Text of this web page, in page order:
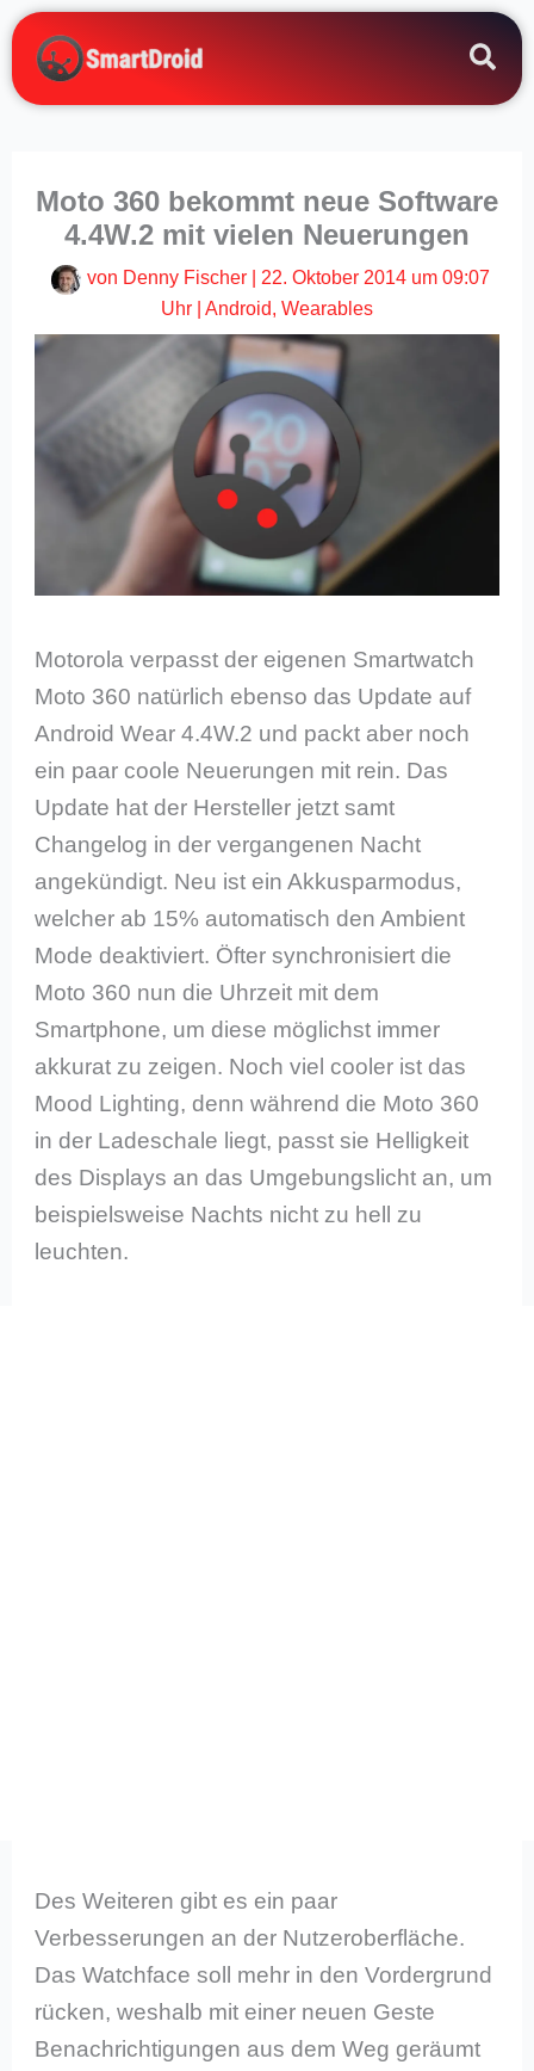
Zum
Inhalt
springen
Moto 360 bekommt neue Software
4.4W.2 mit vielen Neuerungen
von Denny Fischer
22. Oktober 2014 um 09:07
Uhr
Android, Wearables
Motorola verpasst der eigenen Smartwatch
Moto 360 natürlich ebenso das Update auf
Android Wear 4.4W.2 und packt aber noch
ein paar coole Neuerungen mit rein. Das
Update hat der Hersteller jetzt samt
Changelog in der vergangenen Nacht
angekündigt. Neu ist ein Akkusparmodus,
welcher ab 15% automatisch den Ambient
Mode deaktiviert. Öfter synchronisiert die
Moto 360 nun die Uhrzeit mit dem
Smartphone, um diese möglichst immer
akkurat zu zeigen. Noch viel cooler ist das
Mood Lighting, denn während die Moto 360
in der Ladeschale liegt, passt sie Helligkeit
des Displays an das Umgebungslicht an, um
beispielsweise Nachts nicht zu hell zu
leuchten.
Des Weiteren gibt es ein paar
Verbesserungen an der Nutzeroberfläche.
Das Watchface soll mehr in den Vordergrund
rücken, weshalb mit einer neuen Geste
Benachrichtigungen aus dem Weg geräumt